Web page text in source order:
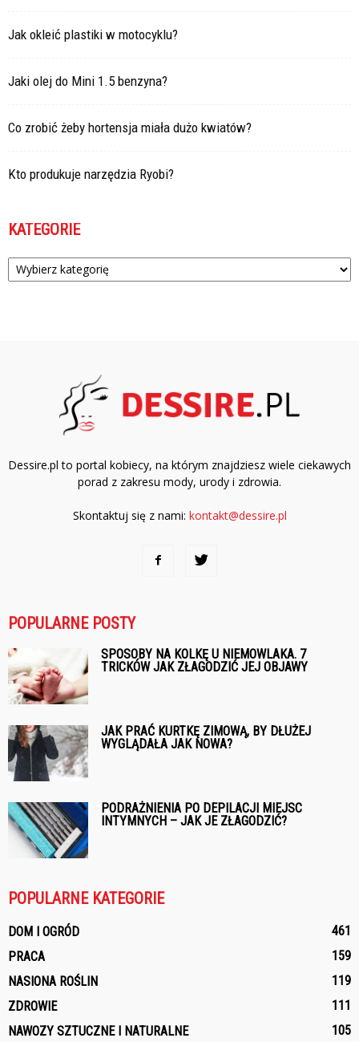
Jak okleić plastiki w motocyklu?
Jaki olej do Mini 1.5 benzyna?
Co zrobić żeby hortensja miała dużo kwiatów?
Kto produkuje narzędzia Ryobi?
KATEGORIE
Kategorie
Dessire.pl to portal kobiecy, na którym znajdziesz wiele ciekawych
porad z zakresu mody, urody i zdrowia.
Skontaktuj się z nami: kontakt@dessire.pl
POPULARNE POSTY
SPOSOBY NA KOLKĘ U NIEMOWLAKA. 7
TRICKÓW JAK ZŁAGODZIĆ JEJ OBJAWY
JAK PRAĆ KURTKĘ ZIMOWĄ, BY DŁUŻEJ
WYGLĄDAŁA JAK NOWA?
PODRAŻNIENIA PO DEPILACJI MIEJSC
INTYMNYCH – JAK JE ZŁAGODZIĆ?
POPULARNE KATEGORIE
DOM I OGRÓD
461
PRACA
159
NASIONA ROŚLIN
119
ZDROWIE
111
NAWOZY SZTUCZNE I NATURALNE
105